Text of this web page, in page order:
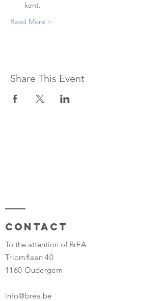
kent.
Read More >
Share This Event
Contact
To the attention of BrEA
Triomflaan 40
1160 Oudergem
info@brea.be